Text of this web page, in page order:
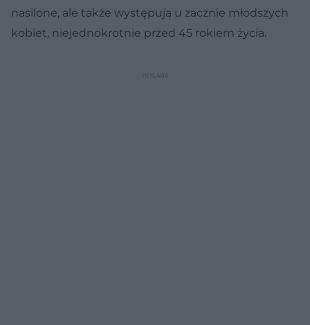
nasilone, ale także występują u zacznie młodszych
kobiet, niejednokrotnie przed 45 rokiem życia.